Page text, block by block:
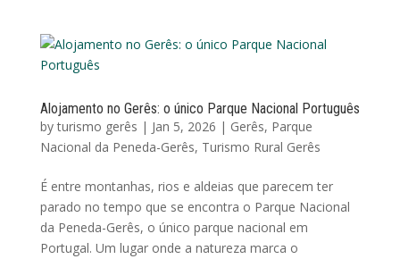
Alojamento no Gerês: o único Parque Nacional Português
byturismo gerês | Jan 5, 2026 | Gerês, Parque
Nacional da Peneda-Gerês, Turismo Rural Gerês
É entre montanhas, rios e aldeias que parecem ter
parado no tempo que se encontra o Parque Nacional
da Peneda-Gerês, o único parque nacional em
Portugal. Um lugar onde a natureza marca o